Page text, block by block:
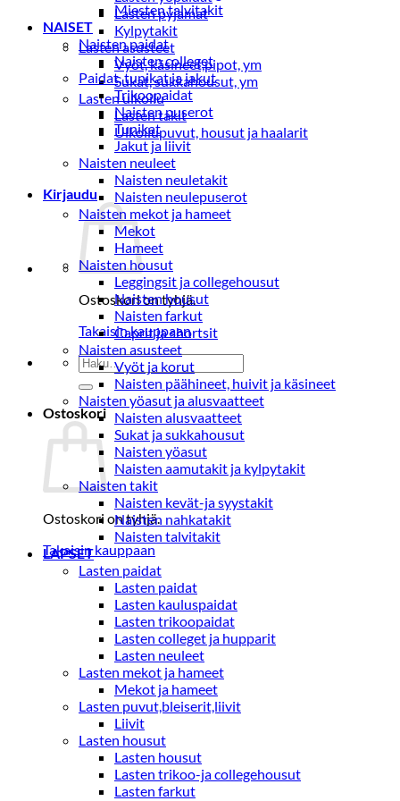
Lasten pyjamat
Kylpytakit
Lasten asusteet
Vyöt, käsineet,pipot, ym
Sukat, sukkahousut, ym
Lasten ulkoilu
Lasten takit
Ulkoilupuvut, housut ja haalarit
Kirjaudu
Ostoskori on tyhjä.
Takaisin kauppaan
Etsi:
Ostoskori
Ostoskori on tyhjä.
Takaisin kauppaan
Miesten talvitakit
NAISET
Naisten paidat
Naisten colleget
Paidat, tunikat ja jakut
Trikoopaidat
Naisten puserot
Tunikat
Jakut ja liivit
Naisten neuleet
Naisten neuletakit
Naisten neulepuserot
Naisten mekot ja hameet
Mekot
Hameet
Naisten housut
Leggingsit ja collegehousut
Naisten housut
Naisten farkut
Caprit ja shortsit
Naisten asusteet
Vyöt ja korut
Naisten päähineet, huivit ja käsineet
Naisten yöasut ja alusvaatteet
Naisten alusvaatteet
Sukat ja sukkahousut
Naisten yöasut
Naisten aamutakit ja kylpytakit
Naisten takit
Naisten kevät-ja syystakit
Naisten nahkatakit
Naisten talvitakit
LAPSET
Lasten paidat
Lasten paidat
Lasten kauluspaidat
Lasten trikoopaidat
Lasten colleget ja hupparit
Lasten neuleet
Lasten mekot ja hameet
Mekot ja hameet
Lasten puvut,bleiserit,liivit
Liivit
Lasten housut
Lasten housut
Lasten trikoo-ja collegehousut
Lasten farkut